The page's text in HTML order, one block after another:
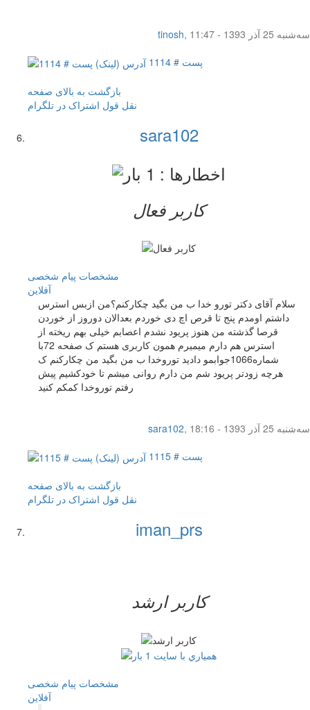
tinosh,
سه‌شنبه 25 آذر 1393 - 11:47
پست # 1114
بازگشت به بالای صفحه
نقل قول اشتراک در تلگرام
sara102
کاربر فعال
مشخصات پیام شخصی
آفلاين
سلام آقای دکتر تورو خدا ب من بگید چکارکنم؟من ازبس استرس
داشتم اومدم پنج تا قرص اچ دی خوردم بعدالان دوروز از خوردن
قرصا گذشته من هنوز پریود نشدم اعصابم خیلی بهم ریخته از
استرس هم دارم میمیرم همون کاربری هستم ک صفحه 72با
شماره1066جوابمو دادید توروخدا ب من بگید من چکارکنم ک
هرچه زودتر پریود شم من دارم روانی میشم تا خودکشیم پیش
رفتم توروخدا کمکم کنید
sara102,
سه‌شنبه 25 آذر 1393 - 18:16
پست # 1115
بازگشت به بالای صفحه
نقل قول اشتراک در تلگرام
iman_prs
کاربر ارشد
مشخصات پیام شخصی
آفلاين